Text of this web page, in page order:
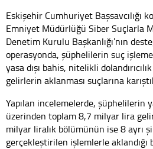
Eskişehir Cumhuriyet Başsavcılığı
Emniyet Müdürlüğü Siber Suçlarla
Denetim Kurulu Başkanlığı’nın
operasyonda, şüphelilerin suç
yasa dışı bahis, nitelikli
gelirlerin aklanması suçlarına
Yapılan incelemelerde, şüphelilerin
üzerinden toplam 8,7 milyar lira
milyar liralık bölümünün ise 8 ayrı
gerçekleştirilen işlemlerle aklandığı